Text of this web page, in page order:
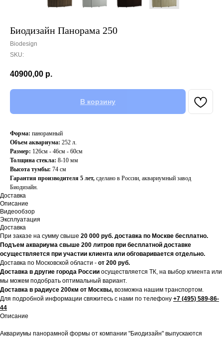
Биодизайн Панорама 250
Biodesign
SKU:
40900,00 р.
В корзину
Форма: панорамный
Объем аквариума: 252 л.
Размер: 126см - 46см - 60см
Толщина стекла: 8-10 мм
Высота тумбы: 74 см
Гарантия производителя 5 лет, сделано в России, аквариумный завод
Биодизайн.
Доставка
Описание
Видеообзор
Эксплуатация
Доставка
При заказе на сумму свыше 20 000 руб. доставка по Москве бесплатно.
Подъем аквариума свыше 200 литров при бесплатной доставке
осуществляется при участии клиента или обговаривается отдельно.
Доставка по Московской области - от 200 руб.
Доставка в другие города России осуществляется ТК, на выбор клиента или
мы можем подобрать оптимальный вариант.
Доставка в радиусе 200км от Москвы, возможна нашим транспортом.
Для подробной информации свяжитесь с нами по телефону +7 (495) 589-86-
44
Описание
Аквариумы панорамной формы от компании "Биодизайн" выпускаются